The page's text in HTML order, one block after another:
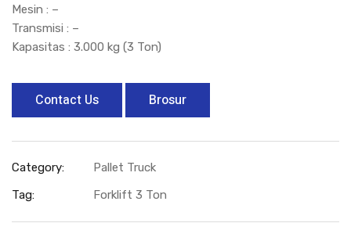
Mesin : –
Transmisi : –
Kapasitas : 3.000 kg (3 Ton)
Contact Us Brosur
Category:
Pallet Truck
Tag:
Forklift 3 Ton